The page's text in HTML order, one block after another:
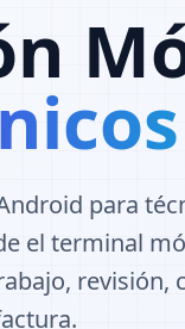
para
el terminal
revisión,